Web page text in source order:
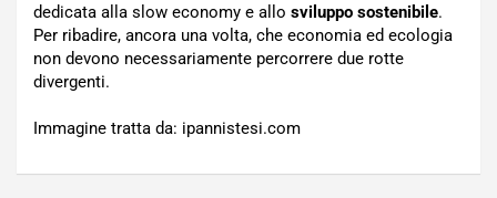
dedicata alla slow economy e allo sviluppo sostenibile.
Per ribadire, ancora una volta, che economia ed ecologia
non devono necessariamente percorrere due rotte
divergenti.
Immagine tratta da: ipannistesi.com